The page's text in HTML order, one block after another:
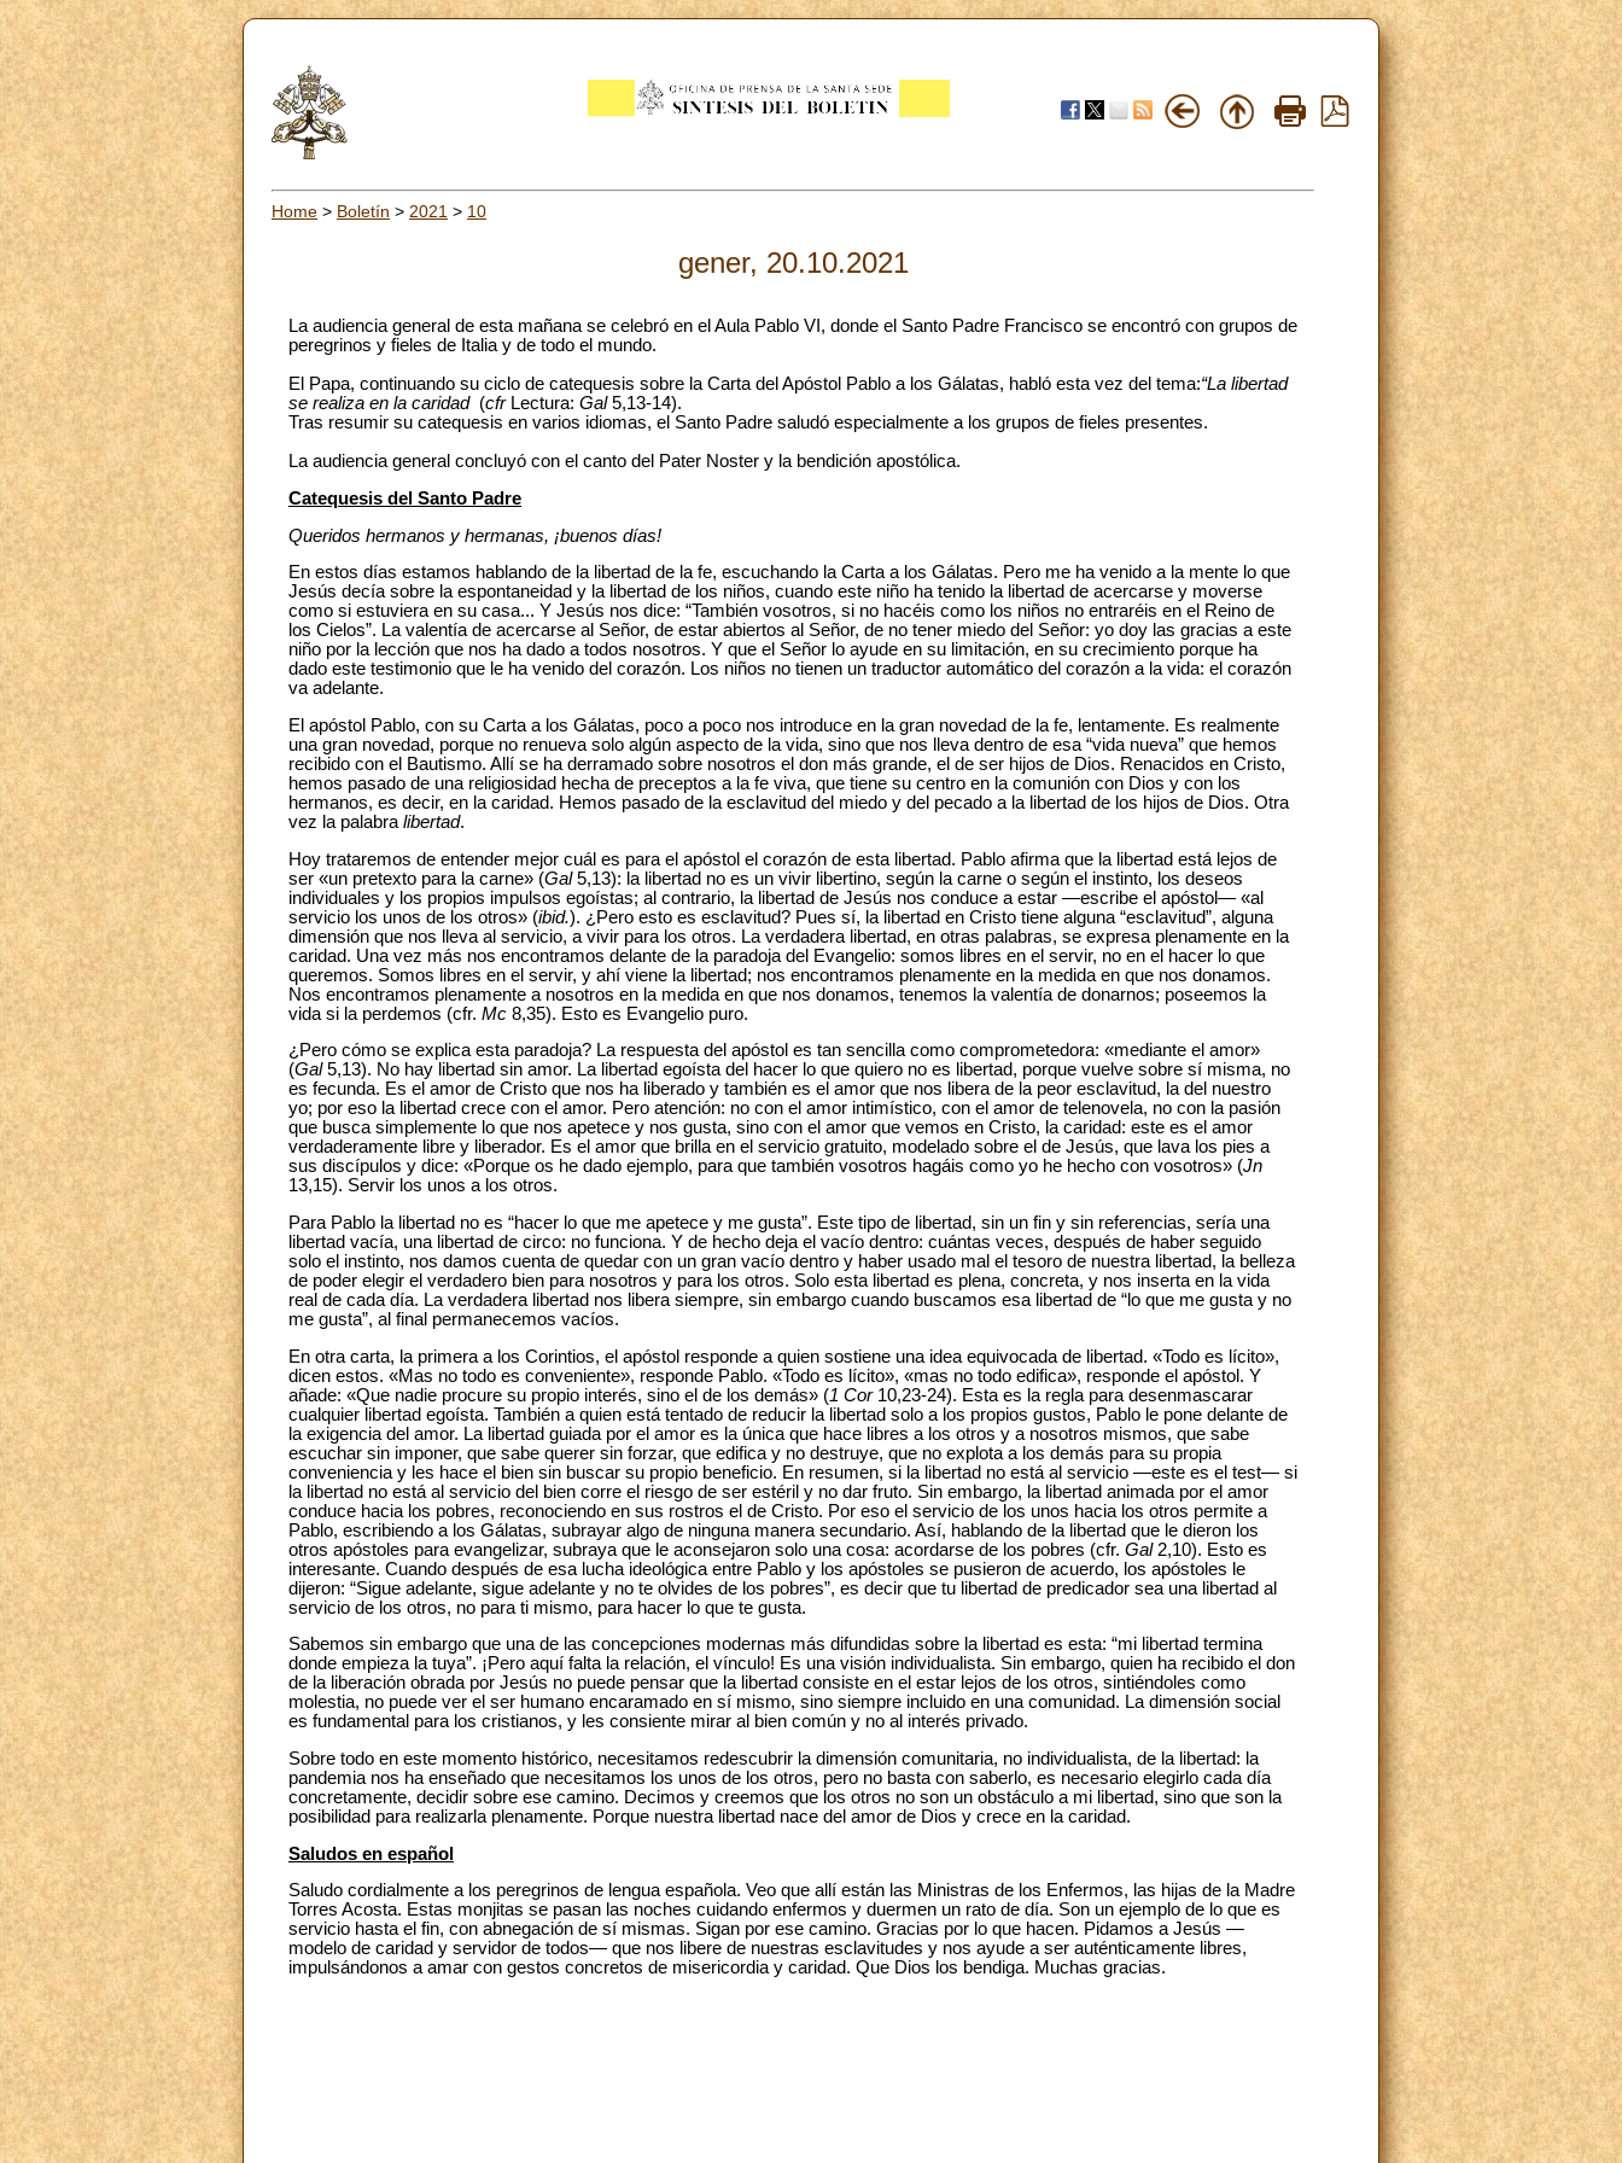
Home > Boletín > 2021 > 10
gener, 20.10.2021
La audiencia general de esta mañana se celebró en el Aula Pablo VI, donde el Santo Padre Francisco se encontró con grupos de
peregrinos y fieles de Italia y de todo el mundo.
El Papa, continuando su ciclo de catequesis sobre la Carta del Apóstol Pablo a los Gálatas, habló esta vez del tema:“La libertad
se realiza en la caridad (cfrLectura: Gal5,13-14).
Tras resumir su catequesis en varios idiomas, el Santo Padre saludó especialmente a los grupos de fieles presentes.
La audiencia general concluyó con el canto del Pater Noster y la bendición apostólica.
Catequesis del Santo Padre
Queridos hermanos y hermanas, ¡buenos días!
En estos días estamos hablando de la libertad de la fe, escuchando la Carta a los Gálatas. Pero me ha venido a la mente lo que
Jesús decía sobre la espontaneidad y la libertad de los niños, cuando este niño ha tenido la libertad de acercarse y moverse
como si estuviera en su casa... Y Jesús nos dice: “También vosotros, si no hacéis como los niños no entraréis en el Reino de
los Cielos”. La valentía de acercarse al Señor, de estar abiertos al Señor, de no tener miedo del Señor: yo doy las gracias a este
niño por la lección que nos ha dado a todos nosotros. Y que el Señor lo ayude en su limitación, en su crecimiento porque ha
dado este testimonio que le ha venido del corazón. Los niños no tienen un traductor automático del corazón a la vida: el corazón
va adelante.
El apóstol Pablo, con su Carta a los Gálatas, poco a poco nos introduce en la gran novedad de la fe, lentamente. Es realmente
una gran novedad, porque no renueva solo algún aspecto de la vida, sino que nos lleva dentro de esa “vida nueva” que hemos
recibido con el Bautismo. Allí se ha derramado sobre nosotros el don más grande, el de ser hijos de Dios. Renacidos en Cristo,
hemos pasado de una religiosidad hecha de preceptos a la fe viva, que tiene su centro en la comunión con Dios y con los
hermanos, es decir, en la caridad. Hemos pasado de la esclavitud del miedo y del pecado a la libertad de los hijos de Dios. Otra
vez la palabra libertad.
Hoy trataremos de entender mejor cuál es para el apóstol el corazón de esta libertad. Pablo afirma que la libertad está lejos de
ser «un pretexto para la carne» (Gal5,13): la libertad no es un vivir libertino, según la carne o según el instinto, los deseos
individuales y los propios impulsos egoístas; al contrario, la libertad de Jesús nos conduce a estar —escribe el apóstol— «al
servicio los unos de los otros» (ibid.). ¿Pero esto es esclavitud? Pues sí, la libertad en Cristo tiene alguna “esclavitud”, alguna
dimensión que nos lleva al servicio, a vivir para los otros. La verdadera libertad, en otras palabras, se expresa plenamente en la
caridad. Una vez más nos encontramos delante de la paradoja del Evangelio: somos libres en el servir, no en el hacer lo que
queremos. Somos libres en el servir, y ahí viene la libertad; nos encontramos plenamente en la medida en que nos donamos.
Nos encontramos plenamente a nosotros en la medida en que nos donamos, tenemos la valentía de donarnos; poseemos la
vida si la perdemos (cfr. Mc 8,35). Esto es Evangelio puro.
¿Pero cómo se explica esta paradoja? La respuesta del apóstol es tan sencilla como comprometedora: «mediante el amor»
(Gal5,13). No hay libertad sin amor. La libertad egoísta del hacer lo que quiero no es libertad, porque vuelve sobre sí misma, no
es fecunda. Es el amor de Cristo que nos ha liberado y también es el amor que nos libera de la peor esclavitud, la del nuestro
yo; por eso la libertad crece con el amor. Pero atención: no con el amor intimístico, con el amor de telenovela, no con la pasión
que busca simplemente lo que nos apetece y nos gusta, sino con el amor que vemos en Cristo, la caridad: este es el amor
verdaderamente libre y liberador. Es el amor que brilla en el servicio gratuito, modelado sobre el de Jesús, que lava los pies a
sus discípulos y dice: «Porque os he dado ejemplo, para que también vosotros hagáis como yo he hecho con vosotros» (Jn
13,15). Servir los unos a los otros.
Para Pablo la libertad no es “hacer lo que me apetece y me gusta”. Este tipo de libertad, sin un fin y sin referencias, sería una
libertad vacía, una libertad de circo: no funciona. Y de hecho deja el vacío dentro: cuántas veces, después de haber seguido
solo el instinto, nos damos cuenta de quedar con un gran vacío dentro y haber usado mal el tesoro de nuestra libertad, la belleza
de poder elegir el verdadero bien para nosotros y para los otros. Solo esta libertad es plena, concreta, y nos inserta en la vida
real de cada día. La verdadera libertad nos libera siempre, sin embargo cuando buscamos esa libertad de “lo que me gusta y no
me gusta”, al final permanecemos vacíos.
En otra carta, la primera a los Corintios, el apóstol responde a quien sostiene una idea equivocada de libertad. «Todo es lícito»,
dicen estos. «Mas no todo es conveniente», responde Pablo. «Todo es lícito», «mas no todo edifica», responde el apóstol. Y
añade: «Que nadie procure su propio interés, sino el de los demás» (1 Cor10,23-24). Esta es la regla para desenmascarar
cualquier libertad egoísta. También a quien está tentado de reducir la libertad solo a los propios gustos, Pablo le pone delante de
la exigencia del amor. La libertad guiada por el amor es la única que hace libres a los otros y a nosotros mismos, que sabe
escuchar sin imponer, que sabe querer sin forzar, que edifica y no destruye, que no explota a los demás para su propia
conveniencia y les hace el bien sin buscar su propio beneficio. En resumen, si la libertad no está al servicio —este es el test— si
la libertad no está al servicio del bien corre el riesgo de ser estéril y no dar fruto. Sin embargo, la libertad animada por el amor
conduce hacia los pobres, reconociendo en sus rostros el de Cristo. Por eso el servicio de los unos hacia los otros permite a
Pablo, escribiendo a los Gálatas, subrayar algo de ninguna manera secundario. Así, hablando de la libertad que le dieron los
otros apóstoles para evangelizar, subraya que le aconsejaron solo una cosa: acordarse de los pobres (cfr. Gal2,10). Esto es
interesante. Cuando después de esa lucha ideológica entre Pablo y los apóstoles se pusieron de acuerdo, los apóstoles le
dijeron: “Sigue adelante, sigue adelante y no te olvides de los pobres”, es decir que tu libertad de predicador sea una libertad al
servicio de los otros, no para ti mismo, para hacer lo que te gusta.
Sabemos sin embargo que una de las concepciones modernas más difundidas sobre la libertad es esta: “mi libertad termina
donde empieza la tuya”. ¡Pero aquí falta la relación, el vínculo! Es una visión individualista. Sin embargo, quien ha recibido el don
de la liberación obrada por Jesús no puede pensar que la libertad consiste en el estar lejos de los otros, sintiéndoles como
molestia, no puede ver el ser humano encaramado en sí mismo, sino siempre incluido en una comunidad. La dimensión social
es fundamental para los cristianos, y les consiente mirar al bien común y no al interés privado.
Sobre todo en este momento histórico, necesitamos redescubrir la dimensión comunitaria, no individualista, de la libertad: la
pandemia nos ha enseñado que necesitamos los unos de los otros, pero no basta con saberlo, es necesario elegirlo cada día
concretamente, decidir sobre ese camino. Decimos y creemos que los otros no son un obstáculo a mi libertad, sino que son la
posibilidad para realizarla plenamente. Porque nuestra libertad nace del amor de Dios y crece en la caridad.
Saludos en español
Saludo cordialmente a los peregrinos de lengua española. Veo que allí están las Ministras de los Enfermos, las hijas de la Madre
Torres Acosta. Estas monjitas se pasan las noches cuidando enfermos y duermen un rato de día. Son un ejemplo de lo que es
servicio hasta el fin, con abnegación de sí mismas. Sigan por ese camino. Gracias por lo que hacen. Pidamos a Jesús —
modelo de caridad y servidor de todos— que nos libere de nuestras esclavitudes y nos ayude a ser auténticamente libres,
impulsándonos a amar con gestos concretos de misericordia y caridad. Que Dios los bendiga. Muchas gracias.